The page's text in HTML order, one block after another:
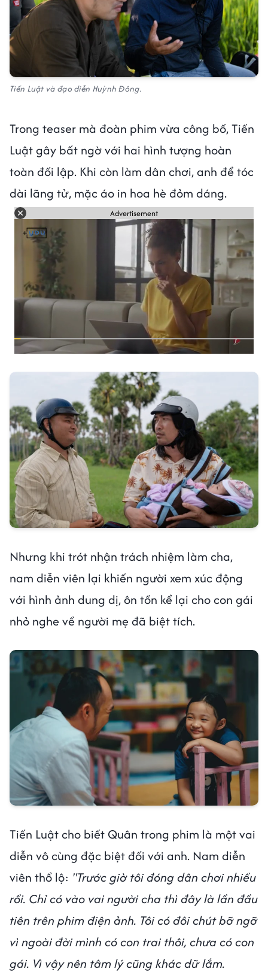
Tiến Luật và đạo diễn Huỳnh Đông.
Trong teaser mà đoàn phim vừa công bố, Tiến
Luật gây bất ngờ với hai hình tượng hoàn
toàn đối lập. Khi còn làm dân chơi, anh để tóc
dài lãng tử, mặc áo in hoa hè đỏm dáng.
Advertisement
Nhưng khi trót nhận trách nhiệm làm cha,
nam diễn viên lại khiến người xem xúc động
với hình ảnh dung dị, ôn tồn kể lại cho con gái
nhỏ nghe về người mẹ đã biệt tích.
Tiến Luật cho biết Quân trong phim là một vai
diễn vô cùng đặc biệt đối với anh. Nam diễn
viên thổ lộ: "Trước giờ tôi đóng dân chơi nhiều
rồi. Chỉ có vào vai người cha thì đây là lần đầu
tiên trên phim điện ảnh. Tôi có đôi chút bỡ ngỡ
vì ngoài đời mình có con trai thôi, chưa có con
gái. Vì vậy nên tâm lý cũng khác dữ lắm.